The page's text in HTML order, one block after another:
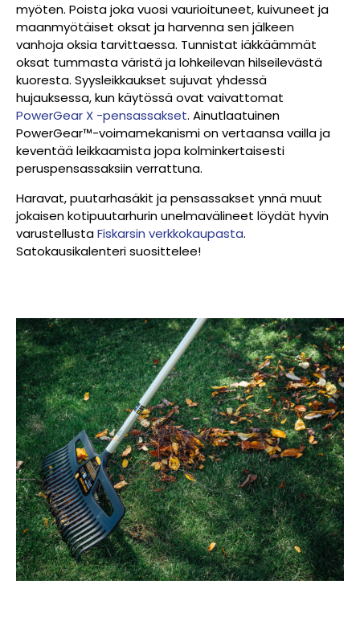
myöten. Poista joka vuosi vaurioituneet, kuivuneet ja
maanmyötäiset oksat ja harvenna sen jälkeen
vanhoja oksia tarvittaessa. Tunnistat iäkkäämmät
oksat tummasta väristä ja lohkeilevan hilseilevästä
kuoresta. Syysleikkaukset sujuvat yhdessä
hujauksessa, kun käytössä ovat vaivattomat
PowerGear X -pensassakset. Ainutlaatuinen
PowerGear™-voimamekanismi on vertaansa vailla ja
keventää leikkaamista jopa kolminkertaisesti
peruspensassaksiin verrattuna.
Haravat, puutarhasäkit ja pensassakset ynnä muut
jokaisen kotipuutarhurin unelmavälineet löydät hyvin
varustellustaFiskarsin verkkokaupasta.
Satokausikalenteri suosittelee!